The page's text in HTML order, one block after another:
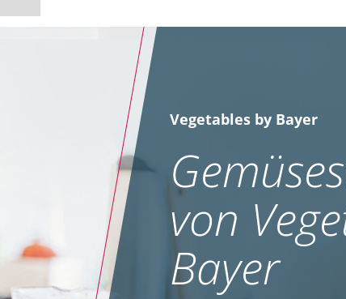
Vegetables by Bayer
von
Bayer